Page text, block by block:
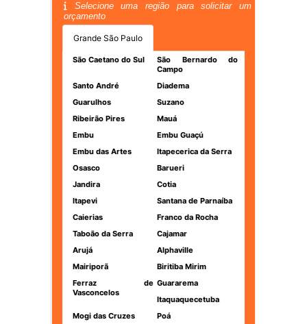
Selecione uma região para solicitar um
orçamento
Grande São Paulo
São Caetano do Sul
São Bernardo do
Campo
Santo André
Diadema
Guarulhos
Suzano
Ribeirão Pires
Mauá
Embu
Embu Guaçú
Embu das Artes
Itapecerica da Serra
Osasco
Barueri
Jandira
Cotia
Itapevi
Santana de Parnaíba
Caierias
Franco da Rocha
Taboão da Serra
Cajamar
Arujá
Alphaville
Mairiporã
Biritiba Mirim
Ferraz de
Vasconcelos
Guararema
Itaquaquecetuba
Mogi das Cruzes
Poá